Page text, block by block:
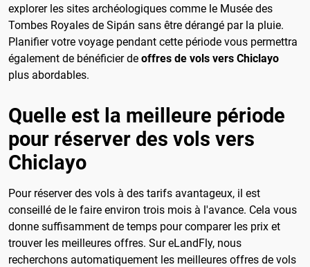
explorer les sites archéologiques comme le Musée des
Tombes Royales de Sipán sans être dérangé par la pluie.
Planifier votre voyage pendant cette période vous permettra
également de bénéficier de offres de vols vers Chiclayo
plus abordables.
Quelle est la meilleure période
pour réserver des vols vers
Chiclayo
Pour réserver des vols à des tarifs avantageux, il est
conseillé de le faire environ trois mois à l'avance. Cela vous
donne suffisamment de temps pour comparer les prix et
trouver les meilleures offres. Sur eLandFly, nous
recherchons automatiquement les meilleures offres de vols